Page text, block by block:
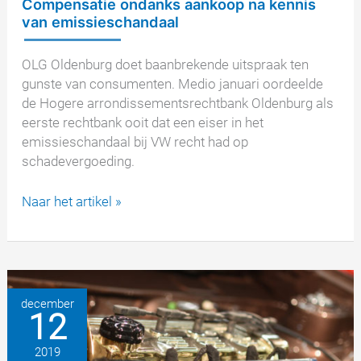
Compensatie ondanks aankoop na kennis
van emissieschandaal
OLG Oldenburg doet baanbrekende uitspraak ten
gunste van consumenten. Medio januari oordeelde
de Hogere arrondissementsrechtbank Oldenburg als
eerste rechtbank ooit dat een eiser in het
emissieschandaal bij VW recht had op
schadevergoeding.
Compensatie
aankoop
kennis
van
emissieschandaal
Naar het artikel »
december
12
2019